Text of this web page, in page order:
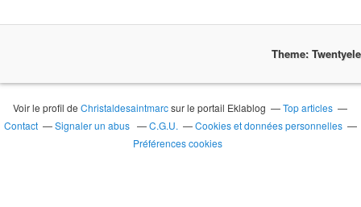
Theme:
Voir le profil deChristaldesaintmarcsur le portail Eklablog
Top articles
Contact
Signaler un abus C.G.U.
Cookies et données personnelles
Préférences cookies